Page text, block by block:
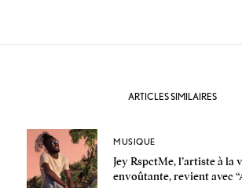
ARTICLES SIMILAIRES
MUSIQUE
Jey RspctMe, l’artiste à la
envoûtante, revient avec